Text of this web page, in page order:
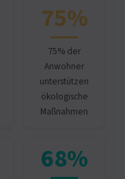
75%
75% der
Anwohner
unterstützen
ökologische
Maßnahmen
68%